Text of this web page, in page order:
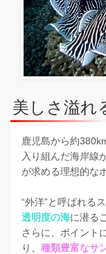
美しさ溢れ
鹿児島から約
入り組んだ海岸線
が求める理想的な
“外洋”と呼ばれる
透明度の海に潜る
さらに、ポイント
り、 種類豊富なサ